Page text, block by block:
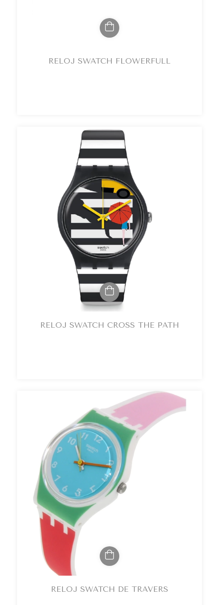
RELOJ SWATCH FLOWERFULL
RELOJ SWATCH CROSS THE PATH
RELOJ SWATCH DE TRAVERS